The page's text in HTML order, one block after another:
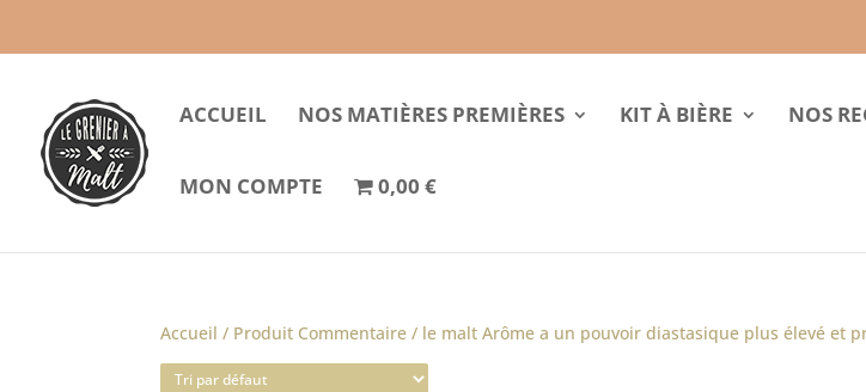
ACCUEIL NOS MATIÈRES PREMIÈRES KIT À BIÈRE NOS
MON COMPTE 0,00 €
Accueil / Produit Commentaire / le malt Arôme a un pouvoir diastasique plus élevé et